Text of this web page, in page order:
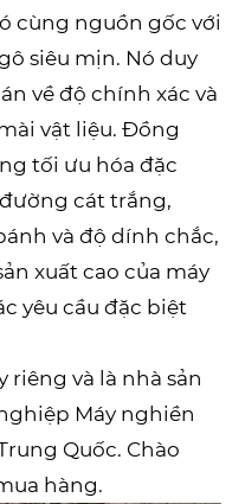
cùng nguồn gốc với
siêu mịn. Nó duy
về độ chính xác và
vật liệu. Đồng
tối ưu hóa đặc
cát trắng,
và độ dính chắc,
xuất cao của máy
yêu cầu đặc biệt
riêng và là nhà sản
Máy nghiền
Quốc. Chào
hàng.